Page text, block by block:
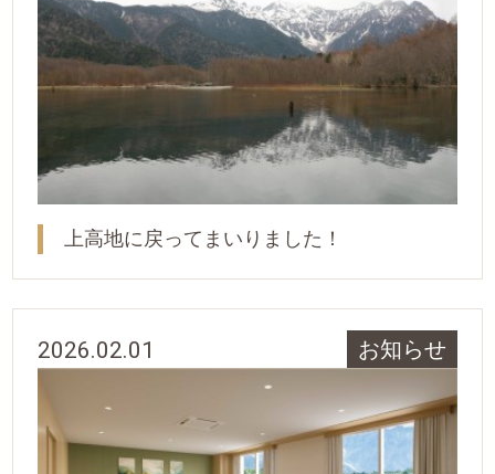
上高地に戻ってまいりました！
2026.02.01 お知らせ